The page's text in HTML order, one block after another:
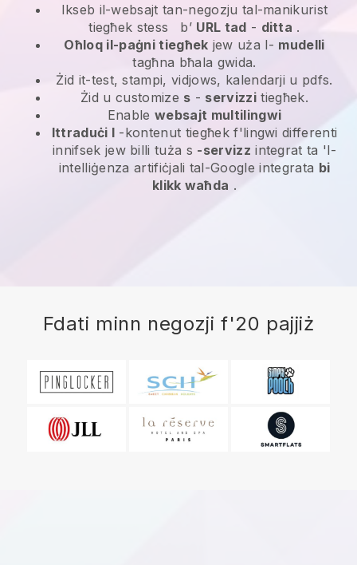
Ikseb il-websajt tan-negozju tal-manikurist
tiegħek stess
b’ URL tad - ditta .
Oħloq il-paġni tiegħek jew uża l- mudelli
tagħna bħala gwida.
Żid it-test, stampi, vidjows, kalendarji u pdfs.
Żid u customize s - servizzi tiegħek.
Enablewebsajt multilingwi
Ittraduċi l -kontenut tiegħek f'lingwi differenti
innifsek jew billi tuża s -servizz integrat ta 'l-
intelliġenza artifiċjali tal-Google integrata bi
klikk waħda .
Fdati minn negozji f'20 pajjiż